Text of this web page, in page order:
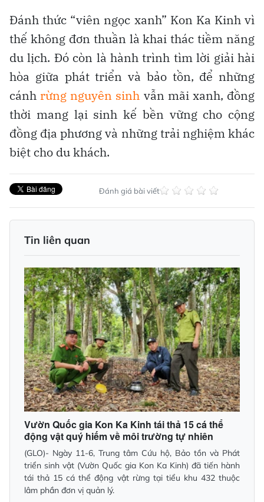
Đánh thức “viên ngọc xanh” Kon Ka Kinh vì
thế không đơn thuần là khai thác tiềm năng
du lịch. Đó còn là hành trình tìm lời giải hài
hòa giữa phát triển và bảo tồn, để những
cánh rừng nguyên sinh vẫn mãi xanh, đồng
thời mang lại sinh kế bền vững cho cộng
đồng địa phương và những trải nghiệm khác
biệt cho du khách.
Đánh giá bài viết
Tin liên quan
Vườn Quốc gia Kon Ka Kinh tái thả 15 cá thể
động vật quý hiếm về môi trường tự nhiên
(GLO)- Ngày 11-6, Trung tâm Cứu hộ, Bảo tồn và Phát
triển sinh vật (Vườn Quốc gia Kon Ka Kinh) đã tiến hành
tái thả 15 cá thể động vật rừng tại tiểu khu 432 thuộc
lâm phần đơn vị quản lý.